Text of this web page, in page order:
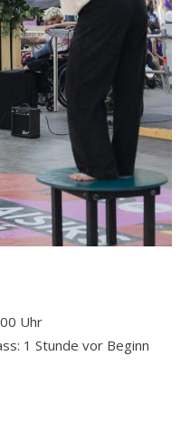
Uhr
1 Stunde vor Beginn